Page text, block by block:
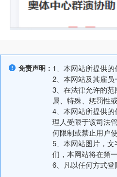
免责声明： 1、本网站所提供的
2、本网站及其雇
3、在法律允许的
属、特殊、惩罚性
4、本网站所提供
理人受限于该司法
何限制或禁止用户
5、本网站图片，
们，本网站将在第
6、凡以任何方式